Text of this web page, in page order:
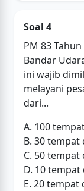
Soal 4
PM 83
Bandar
ini wajib
melayani
dari...
A. 100
B. 30 tempat
C. 50 tempat
D. 10 tempat
E. 20 tempat